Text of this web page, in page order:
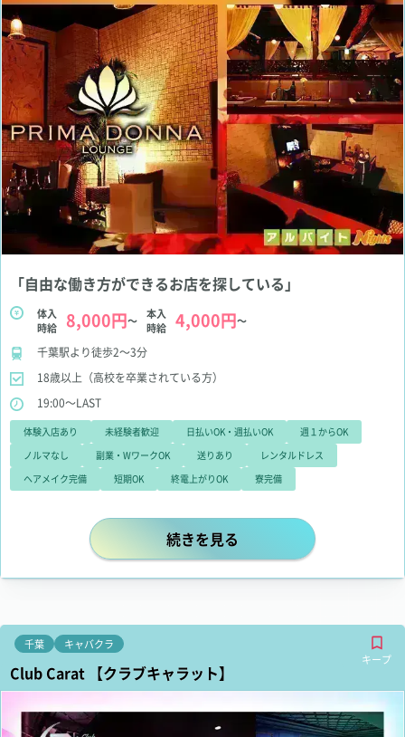
「自由な働き方ができるお店を探している」
体入
時給
8,000円～
本入
時給
4,000円～
千葉駅より徒歩2～3分
18歳以上（高校を卒業されている方）
19:00～LAST
体験入店あり 未経験者歓迎 日払いOK・週払いOK
週１からOK
ノルマなし
副業・WワークOK 送りあり
レンタルドレス
ヘアメイク完備
短期OK 終電上がりOK 寮完備
「自由な働き方ができるお店を探し
続きを見る
千葉
キャバクラ
キープ
Club Carat 【クラブキャラット】